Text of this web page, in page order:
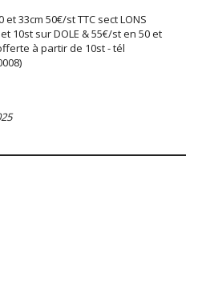
33cm 50€/st TTC sect LONS
10st sur DOLE & 55€/st en 50 et
à partir de 10st - tél